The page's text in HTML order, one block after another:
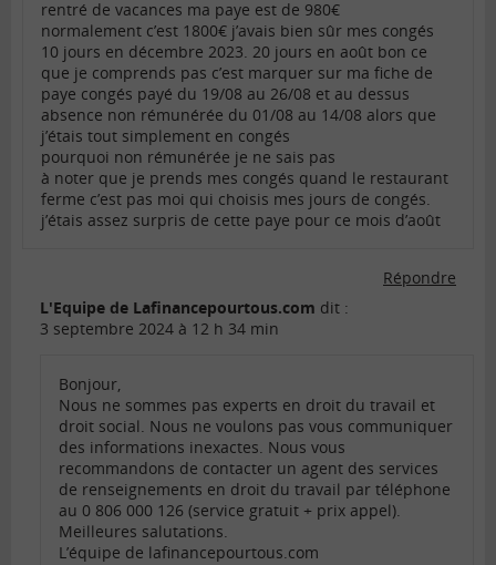
rentré de vacances ma paye est de 980€
normalement c’est 1800€ j’avais bien sûr mes congés
10 jours en décembre 2023. 20 jours en août bon ce
que je comprends pas c’est marquer sur ma fiche de
paye congés payé du 19/08 au 26/08 et au dessus
absence non rémunérée du 01/08 au 14/08 alors que
j’étais tout simplement en congés
pourquoi non rémunérée je ne sais pas
à noter que je prends mes congés quand le restaurant
ferme c’est pas moi qui choisis mes jours de congés.
j’étais assez surpris de cette paye pour ce mois d’août
Répondre
L'Equipe de Lafinancepourtous.com dit :
3 septembre 2024 à 12 h 34 min
Bonjour,
Nous ne sommes pas experts en droit du travail et
droit social. Nous ne voulons pas vous communiquer
des informations inexactes. Nous vous
recommandons de contacter un agent des services
de renseignements en droit du travail par téléphone
au 0 806 000 126 (service gratuit + prix appel).
Meilleures salutations.
L’équipe de lafinancepourtous.com